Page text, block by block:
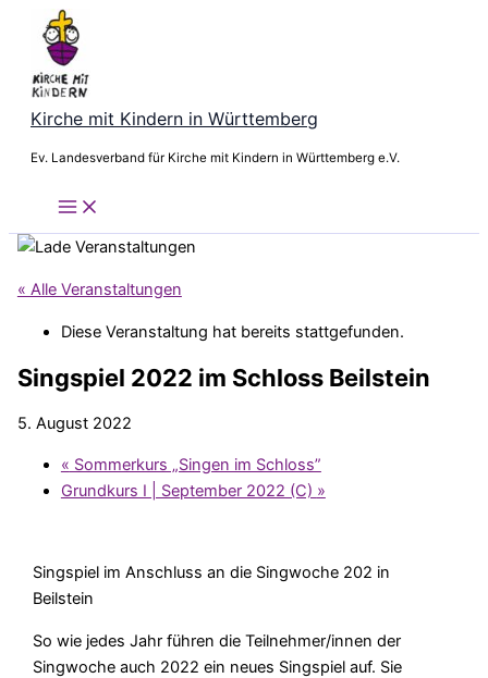
Inhalt
springen
Kirche mit Kindern in Württemberg
Ev. Landesverband für Kirche mit Kindern in Württemberg e.V.
« Alle Veranstaltungen
Diese Veranstaltung hat bereits stattgefunden.
Singspiel 2022 im Schloss Beilstein
5. August 2022
« Sommerkurs „Singen im Schloss”
Grundkurs I | September 2022 (C) »
Singspiel im Anschluss an die Singwoche 202 in
Beilstein
So wie jedes Jahr führen die Teilnehmer/innen der
Singwoche auch 2022 ein neues Singspiel auf. Sie